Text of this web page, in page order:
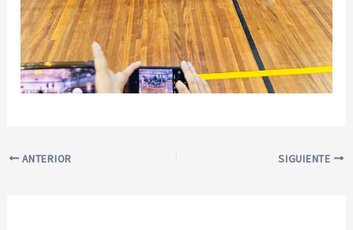
ANTERIOR SIGUIENTE